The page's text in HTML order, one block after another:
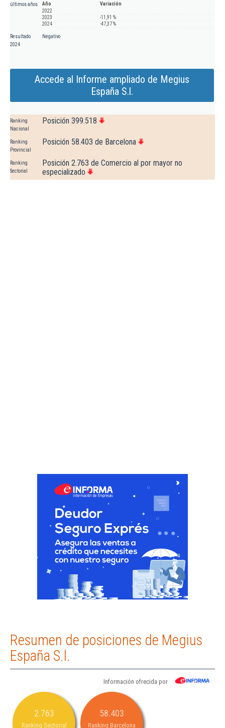
últimos años
Año
Variación
2022
2023
-11,91 %
2024
-47,37 %
Resultado
2024
Negativo
Accede al Informe ampliado de Megius
España S.l.
Ranking
Nacional
Posición 399.518
Ranking
Provincial
Posición 58.403 de Barcelona
Ranking
Sectorial
Posición 2.763 de Comercio al por mayor no
especializado
Resumen de posiciones de Megius
España S.l.
Información ofrecida por
2.763
Ranking Sectorial
58.403
Ranking Barcelona